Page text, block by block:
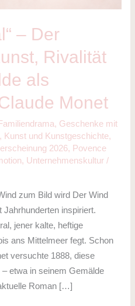
– Der
Rivalität
als
Monet
, Geschenke mit
, Kunst und Kunstgeschichte,
2026, Povence
, Unternehmenskultur /
zum Bild wird Der Wind
inspiriert.
jener kalte, heftige
ans Mittelmeer fegt. Schon
versuchte 1888, diese
etwa in seinem Gemälde
Roman […]